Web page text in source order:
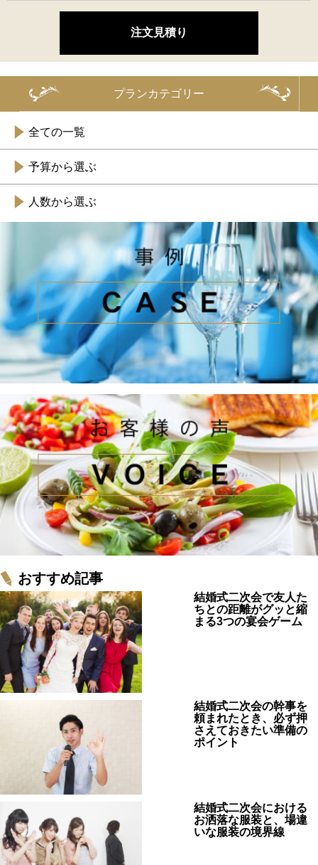
プランカテゴリー
全ての一覧
予算から選ぶ
人数から選ぶ
おすすめ記事
結婚式二次会で友人た
ちとの距離がグッと縮
まる3つの宴会ゲーム
結婚式二次会の幹事を
頼まれたとき、必ず押
さえておきたい準備の
ポイント
結婚式二次会における
お洒落な服装と、場違
いな服装の境界線